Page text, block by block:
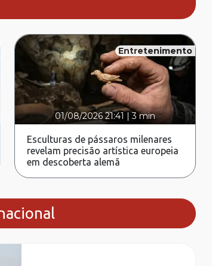
Entretenimento
01/08/2026 21:41 |3 min
Esculturas de pássaros milenares
revelam precisão artística europeia
em descoberta alemã